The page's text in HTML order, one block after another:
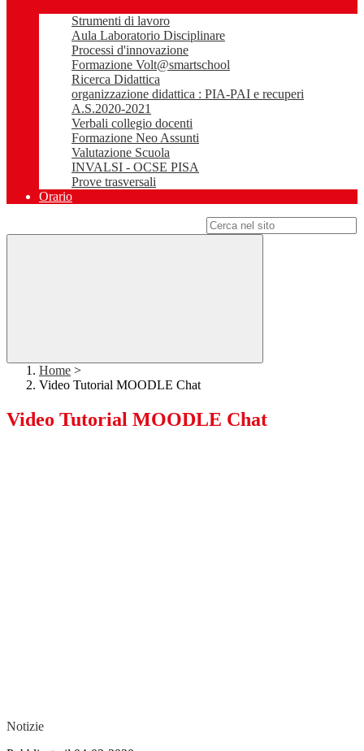
Strumenti di lavoro
Aula Laboratorio Disciplinare
Processi d'innovazione
Formazione Volt@smartschool
Ricerca Didattica
organizzazione didattica : PIA-PAI e recuperi
A.S.2020-2021
Verbali collegio docenti
Formazione Neo Assunti
Valutazione Scuola
INVALSI - OCSE PISA
Prove trasversali
Orario
Home >
Video Tutorial MOODLE Chat
Video Tutorial MOODLE Chat
Notizie